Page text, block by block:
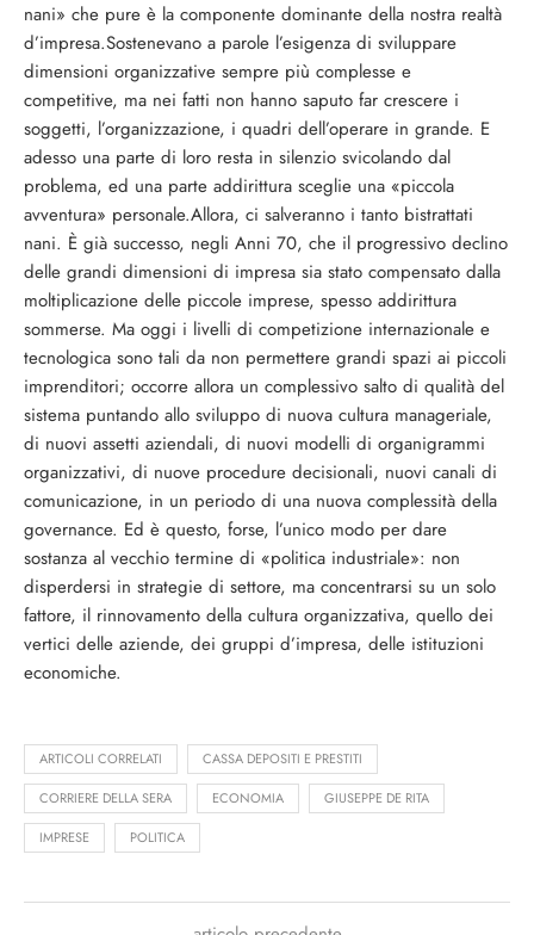
nani» che pure è la componente dominante della nostra realtà
d’impresa.Sostenevano a parole l’esigenza di sviluppare
dimensioni organizzative sempre più complesse e
competitive, ma nei fatti non hanno saputo far crescere i
soggetti, l’organizzazione, i quadri dell’operare in grande. E
adesso una parte di loro resta in silenzio svicolando dal
problema, ed una parte addirittura sceglie una «piccola
avventura» personale.Allora, ci salveranno i tanto bistrattati
nani. È già successo, negli Anni 70, che il progressivo declino
delle grandi dimensioni di impresa sia stato compensato dalla
moltiplicazione delle piccole imprese, spesso addirittura
sommerse. Ma oggi i livelli di competizione internazionale e
tecnologica sono tali da non permettere grandi spazi ai piccoli
imprenditori; occorre allora un complessivo salto di qualità del
sistema puntando allo sviluppo di nuova cultura manageriale,
di nuovi assetti aziendali, di nuovi modelli di organigrammi
organizzativi, di nuove procedure decisionali, nuovi canali di
comunicazione, in un periodo di una nuova complessità della
governance. Ed è questo, forse, l’unico modo per dare
sostanza al vecchio termine di «politica industriale»: non
disperdersi in strategie di settore, ma concentrarsi su un solo
fattore, il rinnovamento della cultura organizzativa, quello dei
vertici delle aziende, dei gruppi d’impresa, delle istituzioni
economiche.
ARTICOLI CORRELATI CASSA DEPOSITI E PRESTITI
CORRIERE DELLA SERA ECONOMIA GIUSEPPE DE RITA
IMPRESE POLITICA